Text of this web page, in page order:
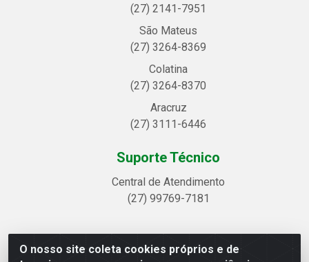
O nosso site coleta cookies próprios e de
(27) 2141-7951
São Mateus
(27) 3264-8369
Colatina
(27) 3264-8370
Aracruz
(27) 3111-6446
Suporte Técnico
Central de Atendimento
(27) 99769-7181
Linhavix Distribuidora LTDA - Avenida Alegre, 2521 -